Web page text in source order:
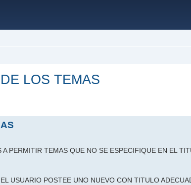
LOS TEMAS
PERMITIR TEMAS QUE NO SE ESPECIFIQUE EN EL
USUARIO POSTEE UNO NUEVO CON TITULO